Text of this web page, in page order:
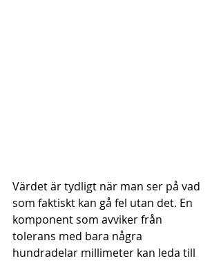
Värdet är tydligt när man ser på vad
som faktiskt kan gå fel utan det. En
komponent som avviker från
tolerans med bara några
hundradelar millimeter kan leda till